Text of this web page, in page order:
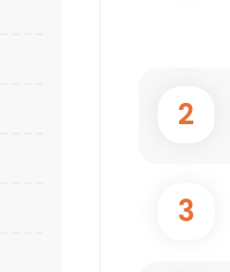
2
3